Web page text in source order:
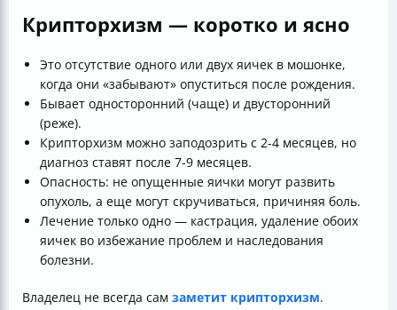
Крипторхизм — коротко и ясно
Это отсутствие одного или двух яичек в мошонке,
когда они «забывают» опуститься после рождения.
Бывает односторонний (чаще) и двусторонний
(реже).
Крипторхизм можно заподозрить с 2-4 месяцев, но
диагноз ставят после 7-9 месяцев.
Опасность: не опущенные яички могут развить
опухоль, а еще могут скручиваться, причиняя боль.
Лечение только одно — кастрация, удаление обоих
яичек во избежание проблем и наследования
болезни.
Владелец не всегда сам заметит крипторхизм.